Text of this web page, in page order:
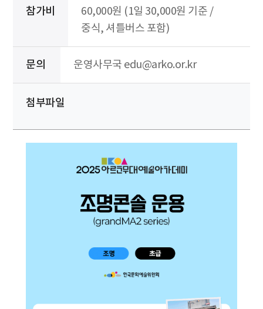
참가비
60,000원 (1일 30,000원 기준 /
중식, 셔틀버스 포함)
문의 운영사무국 edu@arko.or.kr
첨부파일